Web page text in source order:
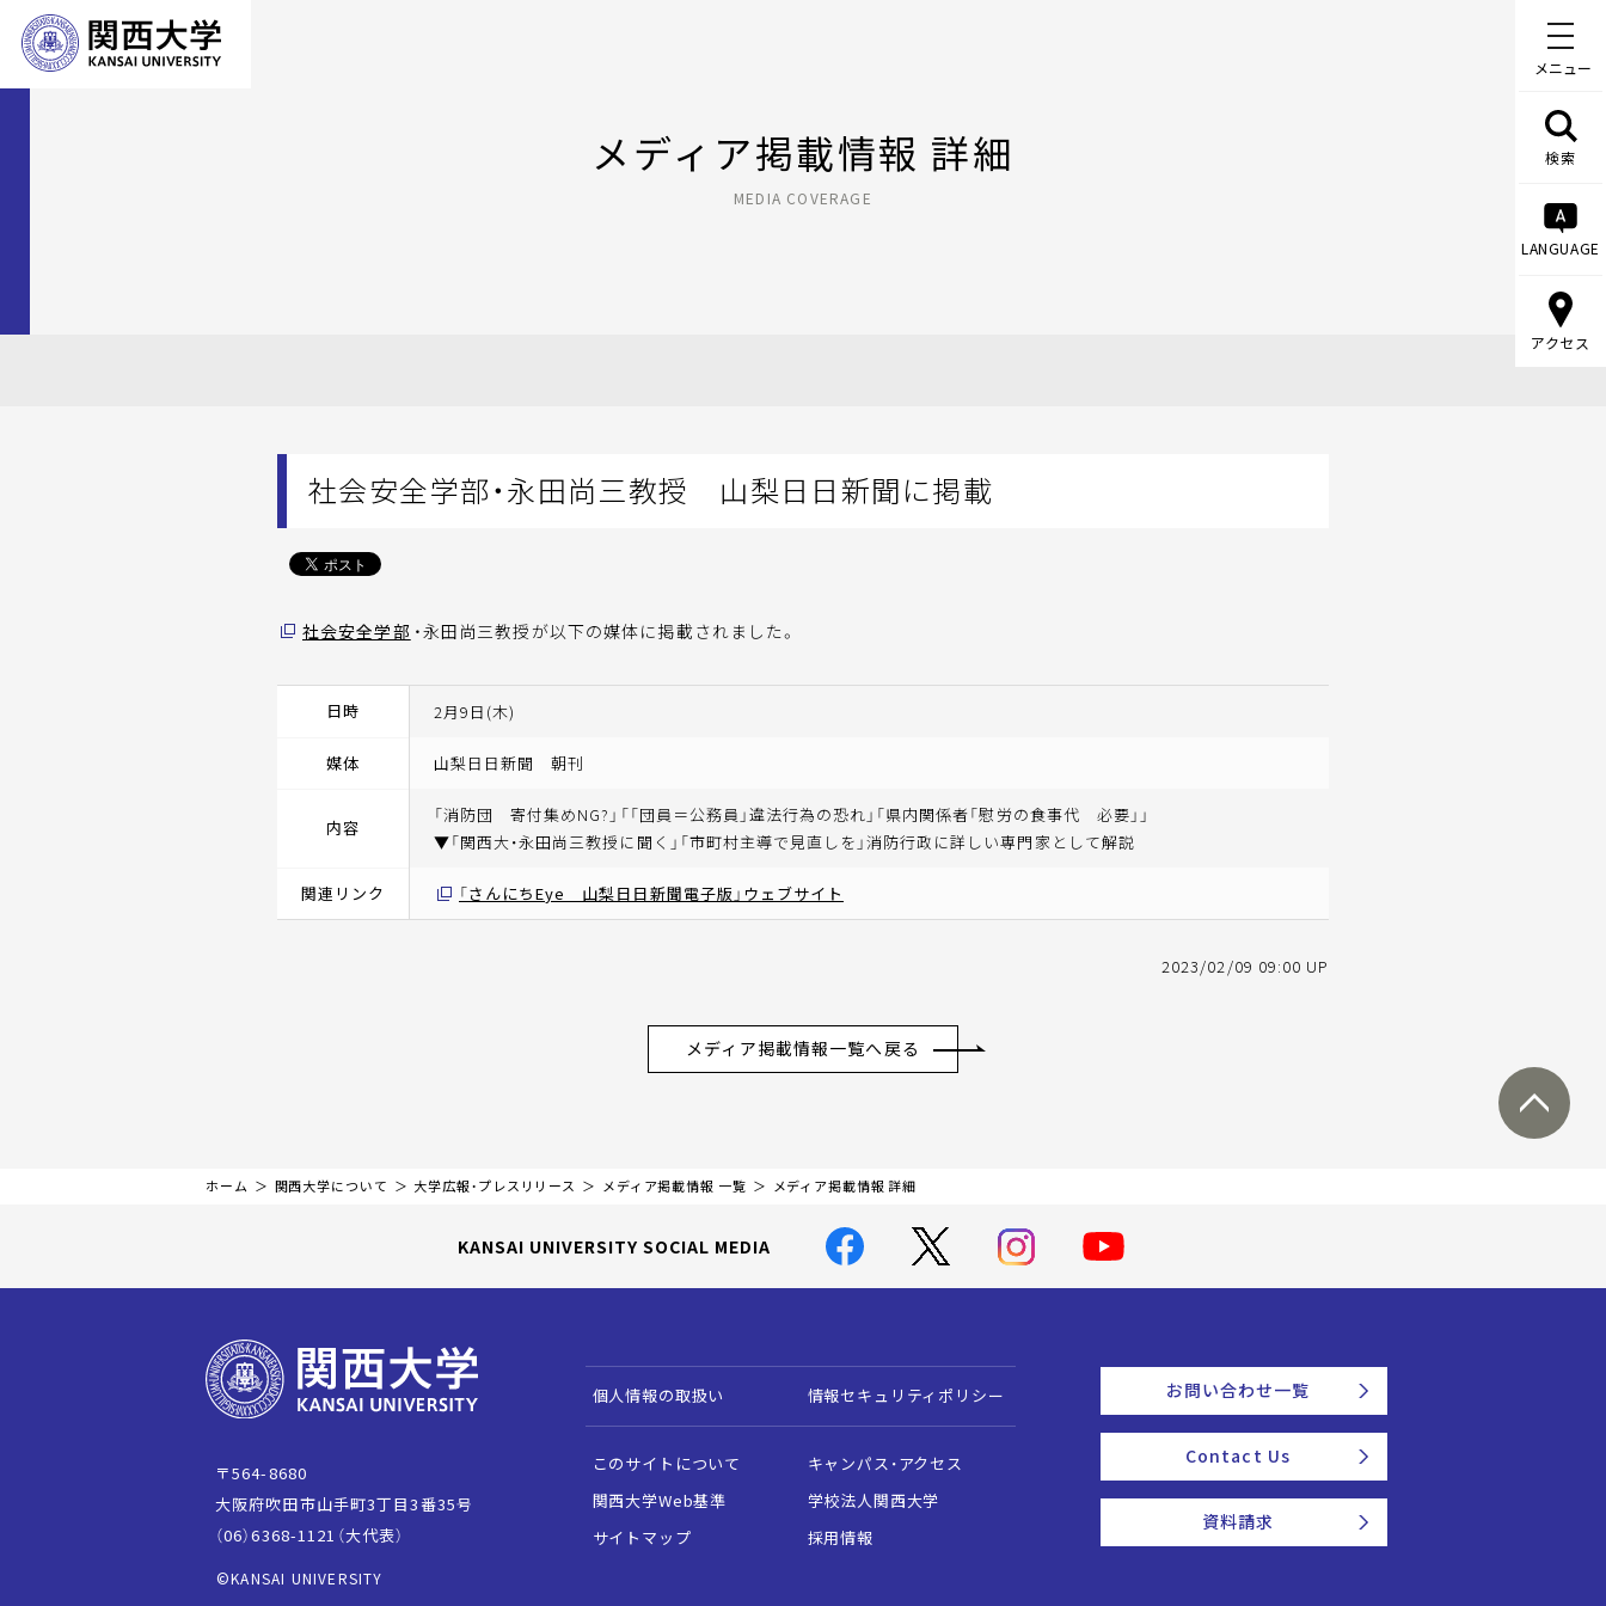
メニュー
検索
LANGUAGE
アクセス
メディア掲載情報 詳細
MEDIA COVERAGE
社会安全学部・永田尚三教授 山梨日日新聞に掲載
社会安全学部 ・永田尚三教授が以下の媒体に掲載されました。
日時 2月9日(木)
媒体 山梨日日新聞 朝刊
内容
「消防団 寄付集めNG?」「「団員＝公務員」違法行為の恐れ」「県内関係者「慰労の食事代 必要」」
▼「関西大・永田尚三教授に聞く」「市町村主導で見直しを」消防行政に詳しい専門家として解説
関連リンク 「さんにちEye 山梨日日新聞電子版」ウェブサイト
2023/02/09 09:00 UP
メディア掲載情報一覧へ戻る
ホーム 関西大学について 大学広報・プレスリリース メディア掲載情報 一覧 メディア掲載情報 詳細
KANSAI UNIVERSITY SOCIAL MEDIA
個人情報の取扱い 情報セキュリティポリシー
このサイトについて
キャンパス・アクセス
関西大学Web基準
学校法人関西大学
サイトマップ
採用情報
お問い合わせ一覧
Contact Us
資料請求
〒564-8680
大阪府吹田市山手町3丁目3番35号
（06）6368-1121（大代表）
©KANSAI UNIVERSITY